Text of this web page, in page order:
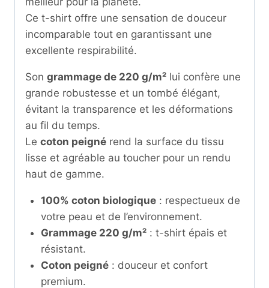
Ce t-shirt offre une sensation de douceur
incomparable tout en garantissant une
excellente respirabilité.
Son grammage de 220 g/m² lui confère une
grande robustesse et un tombé élégant,
évitant la transparence et les déformations
au fil du temps.
Le coton peigné rend la surface du tissu
lisse et agréable au toucher pour un rendu
haut de gamme.
100% coton biologique: respectueux de
votre peau et de l’environnement.
Grammage 220 g/m²: t-shirt épais et
résistant.
Coton peigné: douceur et confort
premium.